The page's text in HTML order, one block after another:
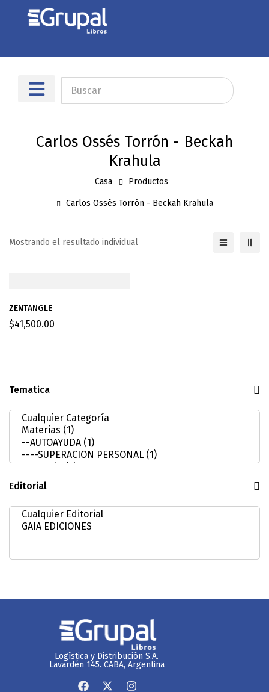
Carlos Ossés Torrón - Beckah
Krahula
Casa Productos
Carlos Ossés Torrón - Beckah Krahula
Tematica
Editorial
Mostrando el resultado individual
ZENTANGLE
$41,500.00
Logística y Distribución S.A.
Lavardén 145. CABA, Argentina